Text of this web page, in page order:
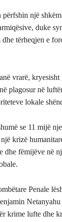
një
duke
tërheqjen e
vrarë, kryesisht
plagosur në
lokale
se 11 mijë
krizë
dhe fëmijëve në
Penale
krime lufte dhe